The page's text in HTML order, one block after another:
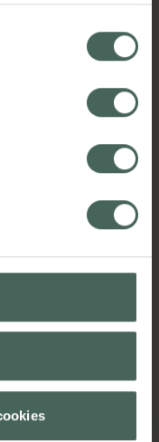
påverkar inte
innan återkallelsen.
oss från Skåne i
och på
att prata